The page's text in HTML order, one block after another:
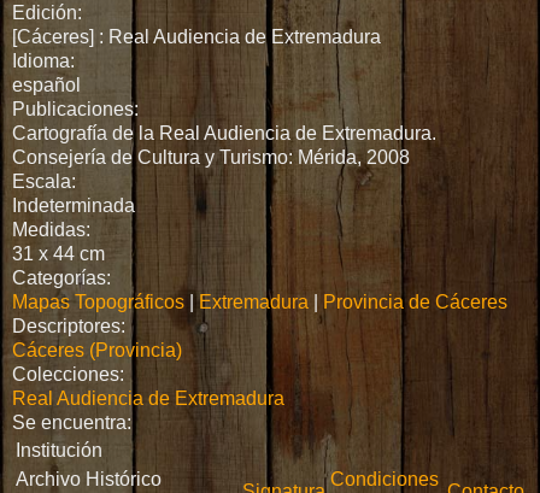
Edición:
[Cáceres] : Real Audiencia de Extremadura
Idioma:
español
Publicaciones:
Cartografía de la Real Audiencia de Extremadura.
Consejería de Cultura y Turismo: Mérida, 2008
Escala:
Indeterminada
Medidas:
31 x 44 cm
Categorías:
Mapas Topográficos
Extremadura
Provincia de Cáceres
Descriptores:
Cáceres (Provincia)
Colecciones:
Real Audiencia de Extremadura
Se encuentra:
Institución
Archivo Histórico
Condiciones